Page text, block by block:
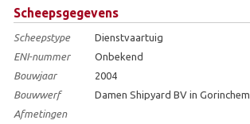
Scheepsgegevens
Scheepstype
Dienstvaartuig
ENI-nummer
Onbekend
Bouwjaar
2004
Bouwwerf
Damen Shipyard BV in Gorinchem
Afmetingen